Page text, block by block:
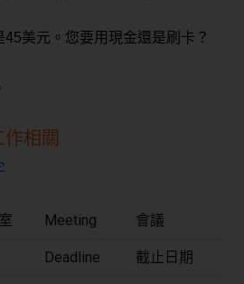
美元。您要用現金還是刷卡？
作相關
Meeting 會議
Deadline 截止日期